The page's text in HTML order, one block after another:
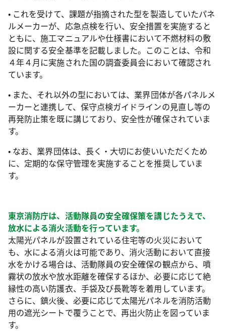
• これを受けて、課題が指摘された型を製造していたパネ
ルメーカーが、応急点検を行い、安全措置を実施すると
ともに、施工マニュアルや仕様書において不燃材料の敷
設に関する安全基準を記載しました。このことは、令和
４年４月に実施された国の調査委員会において確認され
ています。
• また、それ以外の型においては、業界団体が各パネルメ
ーカーと連携して、保守点検ガイドラインの見直し等の
再発防止策を既に講じており、安全性が確保されていま
す。
• なお、業界団体は、⾧く・大切にお使いいただくため
に、定期的な保守管理を実施することを推奨していま
す。
東京消防庁は、活動隊員の安全確保策を講じたうえで、
放水による消火活動を行っています。
太陽光パネルが設置されている住宅等の火災において
も、水による消火は可能であり、消火活動において直接
水をかける場合は、活動隊員の安全確保の観点から、噴
霧状の放水や放水距離を確保するほか、必要に応じて絶
縁性の高い防護衣、手袋及び長靴等を着用しています。
さらに、鎮火後、必要に応じて太陽光パネルを消防活動
用の遮光シートで覆うことで、再出火防止を図っていま
す。